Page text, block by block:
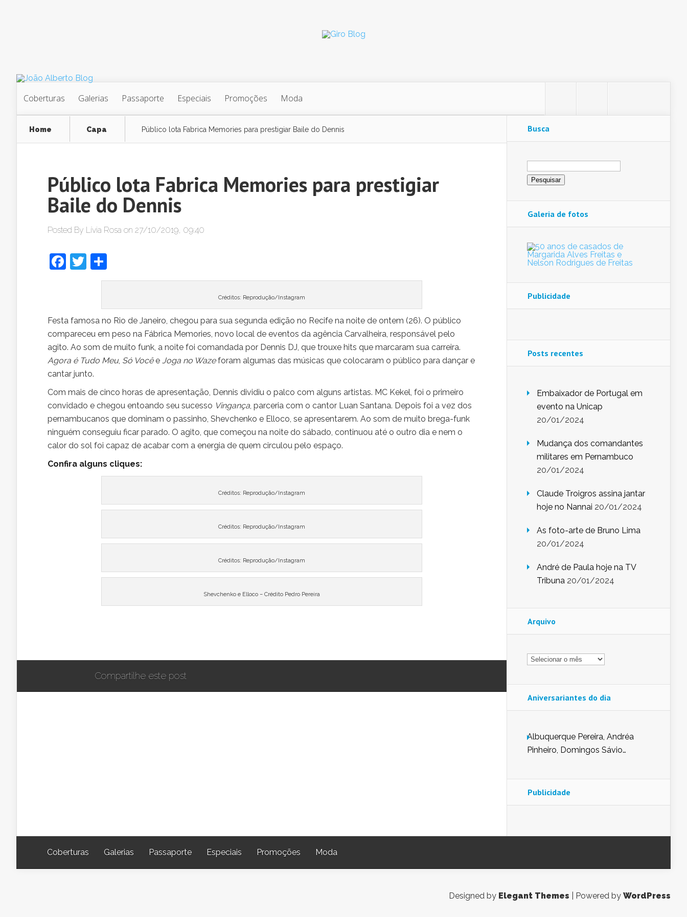
Coberturas Galerias Passaporte Especiais Promoções Moda
Home Capa Público lota Fabrica Memories para prestigiar Baile do Dennis
Público lota Fabrica Memories para prestigiar
Baile do Dennis
Posted By Lívia Rosa on 27/10/2019, 09:40
Facebook
Twitter
Créditos: Reprodução/Instagram
Festa famosa no Rio de Janeiro, chegou para sua segunda edição no Recife na noite de ontem (26). O público
compareceu em peso na Fábrica Memories, novo local de eventos da agência Carvalheira, responsável pelo
agito. Ao som de muito funk, a noite foi comandada por Dennis DJ, que trouxe hits que marcaram sua carreira.
Agora é Tudo Meu, Só Vocêe Joga no Wazeforam algumas das músicas que colocaram o público para dançar e
cantar junto.
Com mais de cinco horas de apresentação, Dennis dividiu o palco com alguns artistas. MC Kekel, foi o primeiro
convidado e chegou entoando seu sucesso Vingança, parceria com o cantor Luan Santana. Depois foi a vez dos
pernambucanos que dominam o passinho, Shevchenko e Elloco, se apresentarem. Ao som de muito brega-funk
ninguém conseguiu ficar parado. O agito, que começou na noite do sábado, continuou até o outro dia e nem o
calor do sol foi capaz de acabar com a energia de quem circulou pelo espaço.
Confira alguns cliques:
Créditos: Reprodução/Instagram
Créditos: Reprodução/Instagram
Créditos: Reprodução/Instagram
Shevchenko e Elloco – Crédito Pedro Pereira
Compartilhe este post
Busca
Pesquisar
por:
Galeria de fotos
Publicidade
Posts recentes
Embaixador de Portugal em
evento na Unicap
20/01/2024
Mudança dos comandantes
militares em Pernambuco
20/01/2024
Claude Troigros assina jantar
hoje no Nannai 20/01/2024
As foto-arte de Bruno Lima
20/01/2024
André de Paula hoje na TV
Tribuna 20/01/2024
Arquivo
Arquivo
Aniversariantes do dia
Albuquerque Pereira, Andréa
Pinheiro, Domingos Sávio
Nunes de Sena, Fátima Peixoto,
Glória Pereira, Kátia Mesel,
Publicidade
Coberturas Galerias Passaporte Especiais Promoções Moda
Designed by Elegant Themes | Powered by WordPress